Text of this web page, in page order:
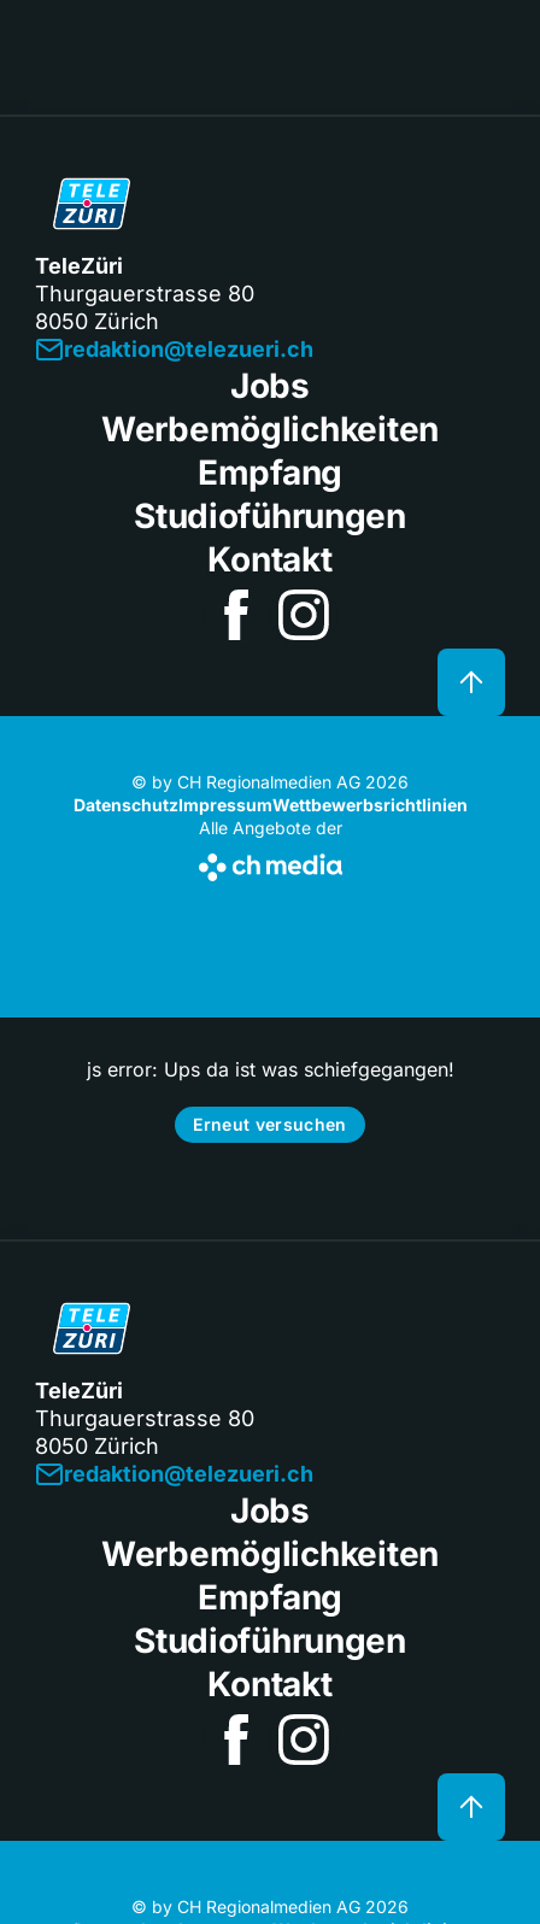
TeleZüri
Thurgauerstrasse 80
8050 Zürich
redaktion@telezueri.ch
Jobs
Werbemöglichkeiten
Empfang
Studioführungen
Kontakt
© by CH Regionalmedien AG 2026
DatenschutzImpressumWettbewerbsrichtlinien
Alle Angebote der
js error: Ups da ist was schiefgegangen!
Erneut versuchen
TeleZüri
Thurgauerstrasse 80
8050 Zürich
redaktion@telezueri.ch
Jobs
Werbemöglichkeiten
Empfang
Studioführungen
Kontakt
© by CH Regionalmedien AG 2026